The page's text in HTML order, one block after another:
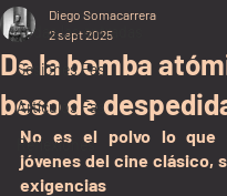
Todas las entradas
Sesiones Fas
Artículos Fas
Reflexiones
De la bomba
beso de
Diego Somacarrera
2 sept 2025
No es el polvo lo que
jóvenes del cine clásico,
exigencias